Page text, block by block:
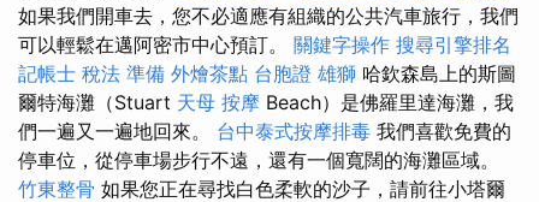
如果我們開車去，您不必適應有組織的公共汽車旅行，我們
可以輕鬆在邁阿密市中心預訂。 關鍵字操作 搜尋引擎排名
記帳士 稅法 準備 外燴茶點 台胞證 雄獅 哈欽森島上的斯圖
爾特海灘（Stuart 天母 按摩 Beach）是佛羅里達海灘，我
們一遍又一遍地回來。 台中泰式按摩排毒 我們喜歡免費的
停車位，從停車場步行不遠，還有一個寬闊的海灘區域。
竹東整骨 如果您正在尋找白色柔軟的沙子，請前往小塔爾